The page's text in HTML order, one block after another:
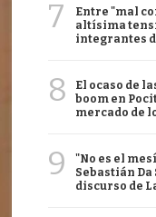
7
Entre "mal
altísima
integrantes
8
El ocaso de
boom en
mercado de
9
"No es el
Sebastián
discurso de